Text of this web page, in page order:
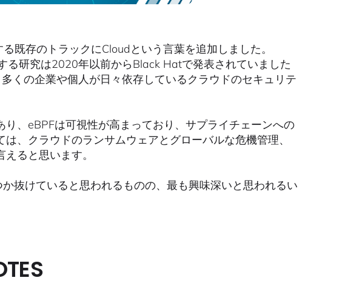
存のトラックにCloudという言葉を追加しました。
る研究は2020年以前からBlack Hatで発表されていました
くの企業や個人が日々依存しているクラウドのセキュリテ
、eBPFは可視性が高まっており、サプライチェーンへの
、クラウドのランサムウェアとグローバルな危機管理、
ると思います。
抜けていると思われるものの、最も興味深いと思われるい